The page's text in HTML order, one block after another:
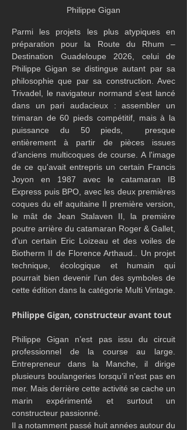
Philippe Gigan
Parmi les projets les plus atypiques en
préparation pour la Route du Rhum –
Destination Guadeloupe 2026, celui de
Philippe Gigan se distingue autant par sa
philosophie que par sa construction. Avec
Trivadel, le navigateur normand s’est lancé
dans un pari audacieux : assembler un
trimaran de 60 pieds compétitif, mais à la
puissance du 50 pieds,  presque
entièrement à partir de pièces issues
d’anciens multicoques de course. A l'image
de ce qu'avait entrepris un certain Francis
Joyon en 1987 avec le catamaran IB
Express puis BPO, avec les deux premières
coques du elf aquitaine II première version,
le mât de Jean Stalaven II, la première
poutre arrière du catamaran Roger & Gallet,
d'un certain Eric Loizeau et des voiles de
Biotherm II de Florence Arthaud.. Un projet
technique, écologique et humain qui
pourrait bien devenir l’un des symboles de
cette édition dans la catégorie Multi Vintage.
Philippe Gigan, constructeur avant tout
Philippe Gigan n’est pas issu du circuit
professionnel de la course au large.
Entrepreneur dans la Manche, il dirige
plusieurs boulangeries lorsqu’il n’est pas en
mer. Mais derrière cette activité se cache un
marin expérimenté et surtout un
constructeur passionné.
Il a notamment passé huit années autour du